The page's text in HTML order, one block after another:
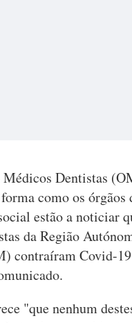
Dentistas
como os órgãos
estão a noticiar
da Região
contraíram Covid-
"que nenhum